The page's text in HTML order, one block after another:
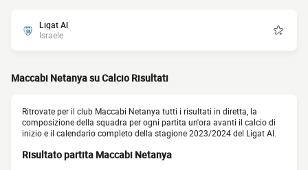
Ligat Al
Israele
Maccabi Netanya su Calcio Risultati
Ritrovate per il club Maccabi Netanya tutti i risultati in diretta, la
composizione della squadra per ogni partita un'ora avanti il calcio di
inizio e il calendario completo della stagione 2023/2024 del Ligat Al.
Risultato partita Maccabi Netanya